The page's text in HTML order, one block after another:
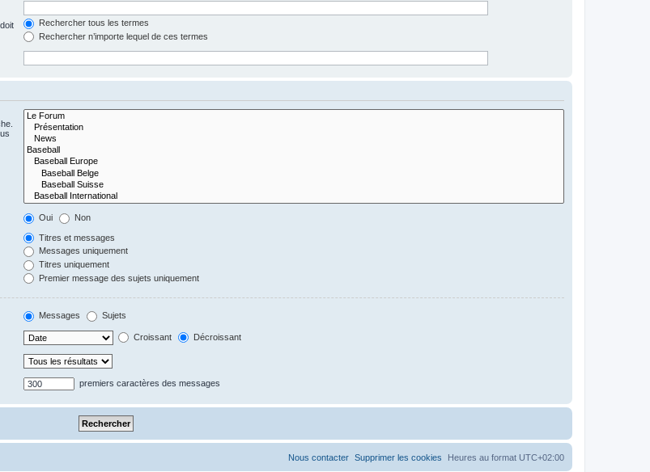
Rechercher tous les termes
Rechercher n’importe lequel de ces termes
Oui Non
Titres et messages
Messages uniquement
Titres uniquement
Premier message des sujets uniquement
Messages Sujets
Croissant Décroissant
premiers caractères des messages
Heures au format UTC+02:00
Supprimer les cookies
Nous contacter